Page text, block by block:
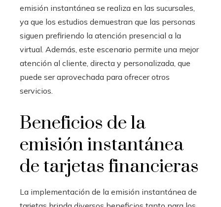
emisión instantánea se realiza en las sucursales,
ya que los estudios demuestran que las personas
siguen prefiriendo la atención presencial a la
virtual. Además, este escenario permite una mejor
atención al cliente, directa y personalizada, que
puede ser aprovechada para ofrecer otros
servicios.
Beneficios de la
emisión instantánea
de tarjetas financieras
La implementación de la emisión instantánea de